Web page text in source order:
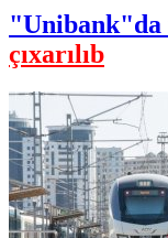
çıxarılıb